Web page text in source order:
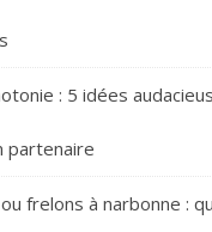
: 5 idées
partenaire
frelons à narbonne :